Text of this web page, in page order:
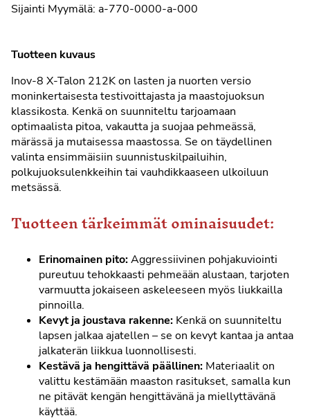
Sijainti Myymälä: a-770-0000-a-000
Tuotteen kuvaus
Inov-8 X-Talon 212K on lasten ja nuorten versio
moninkertaisesta testivoittajasta ja maastojuoksun
klassikosta. Kenkä on suunniteltu tarjoamaan
optimaalista pitoa, vakautta ja suojaa pehmeässä,
märässä ja mutaisessa maastossa. Se on täydellinen
valinta ensimmäisiin suunnistuskilpailuihin,
polkujuoksulenkkeihin tai vauhdikkaaseen ulkoiluun
metsässä.
Tuotteen tärkeimmät ominaisuudet:
Erinomainen pito:Aggressiivinen pohjakuviointi
pureutuu tehokkaasti pehmeään alustaan, tarjoten
varmuutta jokaiseen askeleeseen myös liukkailla
pinnoilla.
Kevyt ja joustava rakenne: Kenkä on suunniteltu
lapsen jalkaa ajatellen – se on kevyt kantaa ja antaa
jalkaterän liikkua luonnollisesti.
Kestävä ja hengittävä päällinen: Materiaalit on
valittu kestämään maaston rasitukset, samalla kun
ne pitävät kengän hengittävänä ja miellyttävänä
käyttää.